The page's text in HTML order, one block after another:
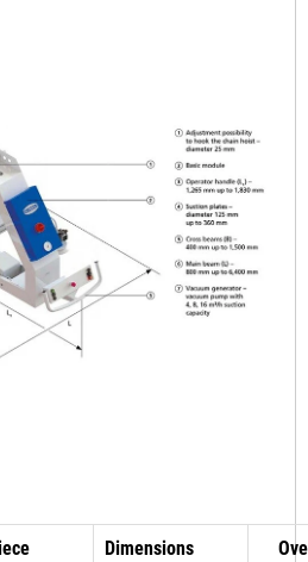
Dimensions